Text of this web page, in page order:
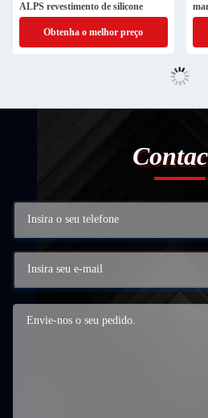
ALPS revestimento de silicone
Obtenha o melhor preço